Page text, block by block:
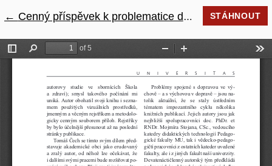
← Návrat na podrobnosti článku
Cenný příspěvek k problematice dopravní výchovy STÁHNOUT